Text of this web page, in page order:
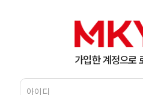
가입한 계정으로